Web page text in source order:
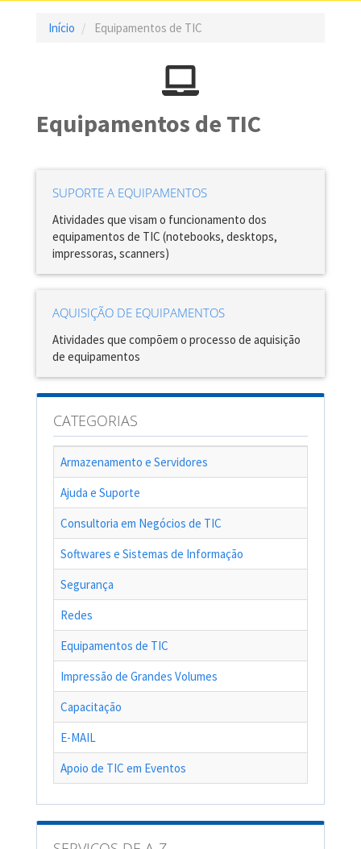
Início Equipamentos de TIC
Equipamentos de TIC
SUPORTE A EQUIPAMENTOS
Atividades que visam o funcionamento dos
equipamentos de TIC (notebooks, desktops,
impressoras, scanners)
AQUISIÇÃO DE EQUIPAMENTOS
Atividades que compõem o processo de aquisição
de equipamentos
CATEGORIAS
Armazenamento e Servidores
Ajuda e Suporte
Consultoria em Negócios de TIC
Softwares e Sistemas de Informação
Segurança
Redes
Equipamentos de TIC
Impressão de Grandes Volumes
Capacitação
E-MAIL
Apoio de TIC em Eventos